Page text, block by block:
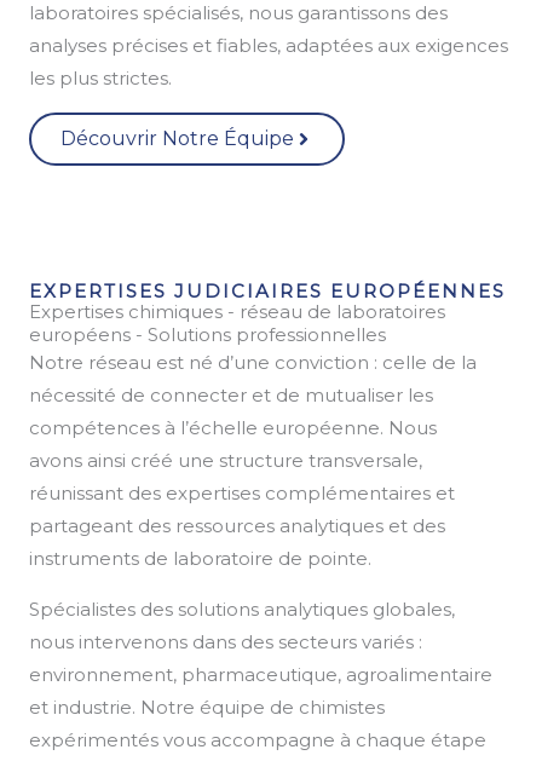
laboratoires spécialisés, nous garantissons des
analyses précises et fiables, adaptées aux exigences
les plus strictes.
Découvrir Notre Équipe
EXPERTISES JUDICIAIRES EUROPÉENNES
Expertises chimiques - réseau de laboratoires
européens - Solutions professionnelles
Notre réseau est né d’une conviction : celle de la
nécessité de connecter et de mutualiser les
compétences à l’échelle européenne. Nous
avons ainsi créé une structure transversale,
réunissant des expertises complémentaires et
partageant des ressources analytiques et des
instruments de laboratoire de pointe.
Spécialistes des solutions analytiques globales,
nous intervenons dans des secteurs variés :
environnement, pharmaceutique, agroalimentaire
et industrie. Notre équipe de chimistes
expérimentés vous accompagne à chaque étape